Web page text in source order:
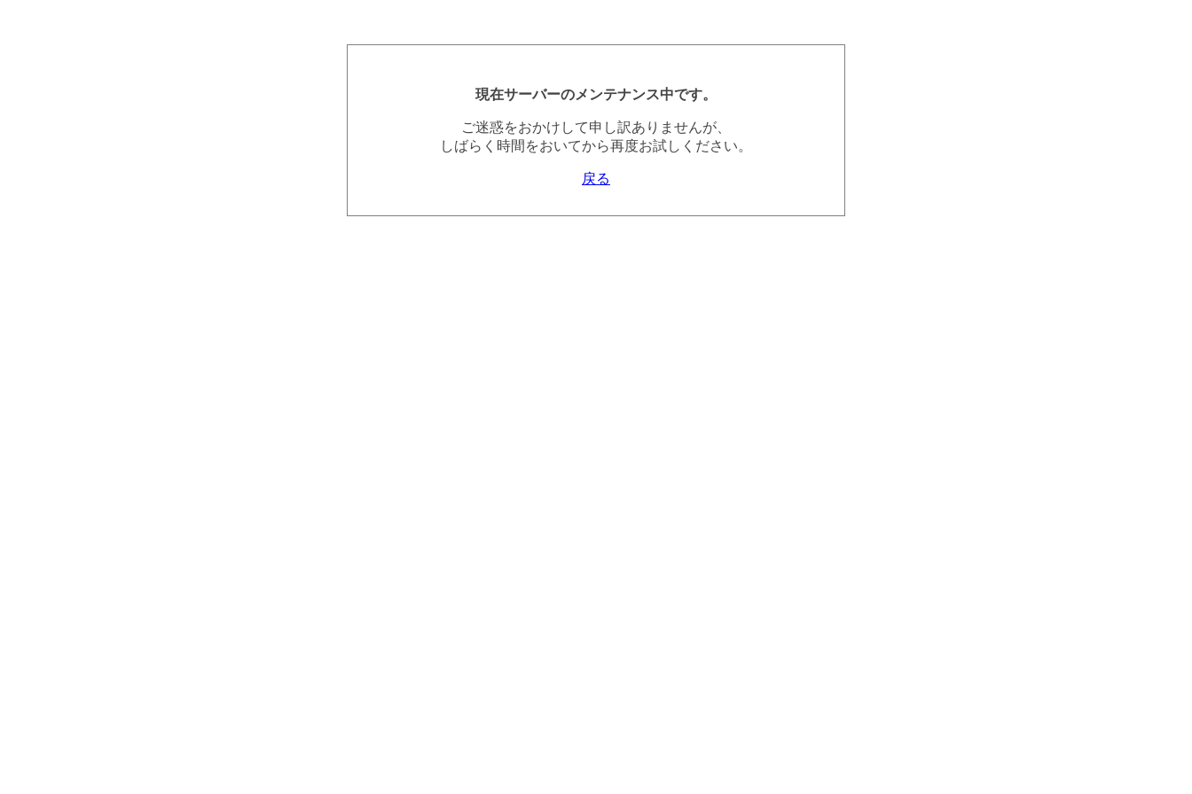
現在サーバーのメンテナンス中です。
ご迷惑をおかけして申し訳ありませんが、
しばらく時間をおいてから再度お試しください。
戻る